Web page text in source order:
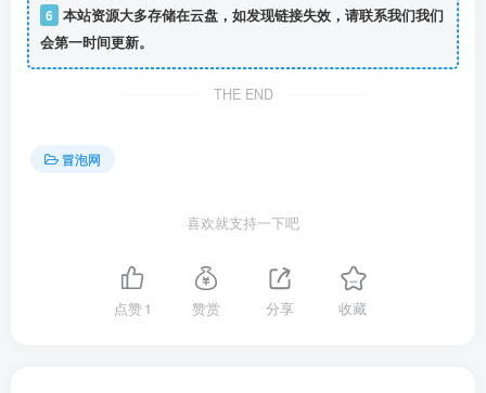
*提示本文仅为课程介绍，不构成任何收益承诺，变现效果因
人而异，需结合自身努力与实操，合理运用课程所学内容，
同时严格遵守平台相关规则与相关法律法规。*
6 本站资源大多存储在云盘，如发现链接失效，请联系我们我们
会第一时间更新。
THE END
冒泡网
喜欢就支持一下吧
点赞1 赞赏 分享 收藏